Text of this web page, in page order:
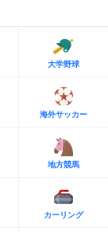
大学野球
海外サッカー
地方競馬
カーリング